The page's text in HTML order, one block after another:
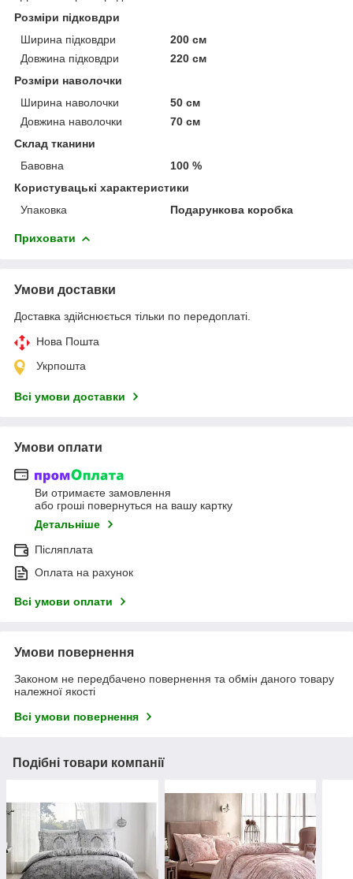
Розміри підковдри
Ширина підковдри
200 см
Довжина підковдри
220 см
Розміри наволочки
Ширина наволочки
50 см
Довжина наволочки
70 см
Склад тканини
Бавовна
100 %
Користувацькі характеристики
Упаковка
Подарункова коробка
Приховати
Умови доставки
Доставка здійснюється тільки по передоплаті.
Нова Пошта
Укрпошта
Всі умови доставки
Умови оплати
Ви отримаєте замовлення
або гроші повернуться на вашу картку
Детальніше
Післяплата
Оплата на рахунок
Всі умови оплати
Умови повернення
Законом не передбачено повернення та обмін даного товару
належної якості
Всі умови повернення
Подібні товари компанії